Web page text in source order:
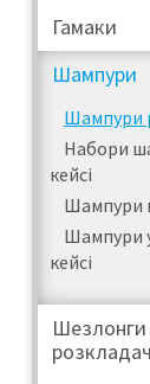
Гамаки
Шампури
Шампури
Набори
кейсі
Шампури
Шампури
кейсі
Шезлонги